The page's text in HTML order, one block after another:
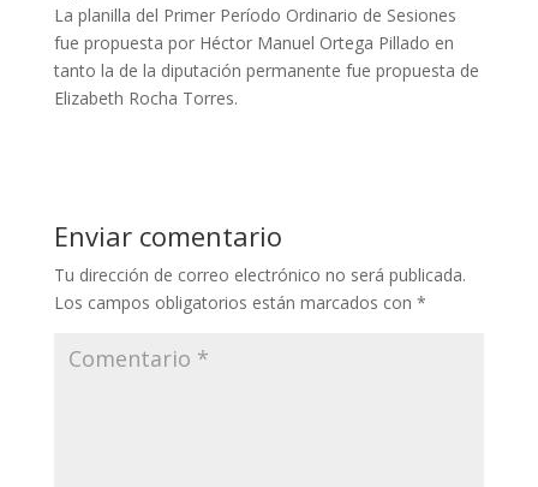
La planilla del Primer Período Ordinario de Sesiones
fue propuesta por Héctor Manuel Ortega Pillado en
tanto la de la diputación permanente fue propuesta de
Elizabeth Rocha Torres.
Enviar comentario
Tu dirección de correo electrónico no será publicada.
Los campos obligatorios están marcados con *